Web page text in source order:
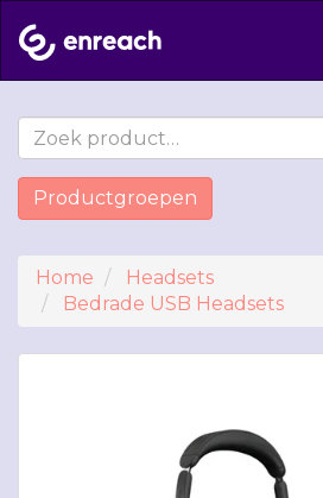
Productgroepen
Home
Headsets
Bedrade USB Headsets